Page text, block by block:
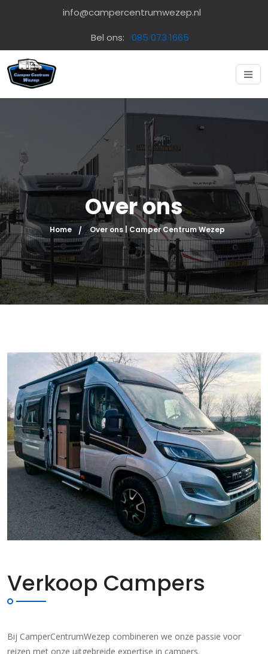
info@campercentrumwezep.nl
Bel ons:
085 073 1665
Over ons
Home Over ons | Camper Centrum Wezep
Verkoop Campers
Bij CamperCentrumWezep combineren we onze passie voor
reizen met onze uitgebreide expertise in campers.